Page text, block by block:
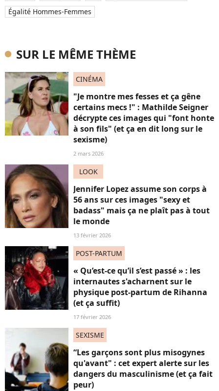
Égalité Hommes-Femmes
SUR LE MÊME THÈME
CINÉMA
"Je montre mes fesses et ça gêne
certains mecs !" : Mathilde Seigner
décrypte ces images qui "font honte
à son fils" (et ça en dit long sur le
sexisme)
2 mars 2026
LOOK
Jennifer Lopez assume son corps à
56 ans sur ces images "sexy et
badass" mais ça ne plaît pas à tout
le monde
13 février 2026
POST-PARTUM
« Qu’est-ce qu’il s’est passé » : les
internautes s'acharnent sur le
physique post-partum de Rihanna
(et ça suffit)
17 février 2026
SEXISME
“Les garçons sont plus misogynes
qu'avant" : cet expert alerte sur les
dangers du masculinisme (et ça fait
peur)